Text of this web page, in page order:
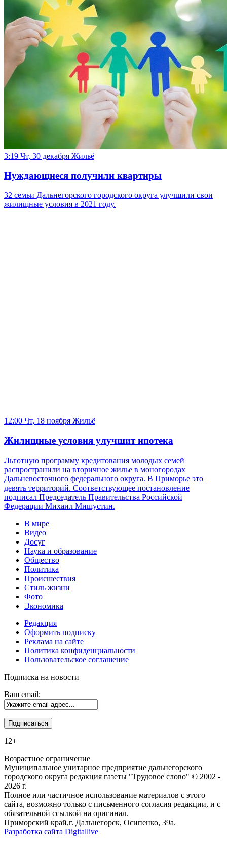
3:19 Чт, 30 декабря Жильё
Нуждающиеся получили квартиры
32 семьи Дальнегорского городского округа улучшили свои
жилищные условия в 2021 году.
12:00 Чт, 18 ноября Жильё
Жилищные условия улучшит ипотека
Льготную программу кредитования молодых семей
распространили на вторичное жилье в моногородах
Дальневосточного федерального округа. В Приморье это
девять территорий. Соответствующее постановление
подписал Председатель Правительства Российской
Федерации Михаил Мишустин.
В мире
Видео
Досуг
Наука и образование
Общество
Политика
Происшествия
Стиль жизни
Фото
Экономика
Редакция
Оформить подписку
Реклама на сайте
Политика конфиденциальности
Пользовательское соглашение
Подписка на новости
Ваш email:
12+
Возрастное ограничение
Муниципальное унитарное предприятие дальнегорского
городского округа редакция газеты "Трудовое слово" © 2002 -
2026 г.
Полное или частичное использование материалов с этого
сайта, возможно только с письменного согласия редакции, и с
обязательной ссылкой на оригинал.
Приморский край,г. Дальнегорск, Осипенко, 39а.
Разработка сайта Digitallive